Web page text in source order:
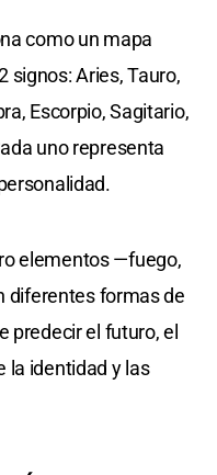
como un mapa
signos: Aries, Tauro,
Escorpio, Sagitario,
uno representa
elementos —fuego,
diferentes formas de
predecir el futuro, el
la identidad y las